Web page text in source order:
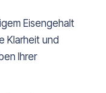
Eisengehalt
Klarheit und
Ihrer